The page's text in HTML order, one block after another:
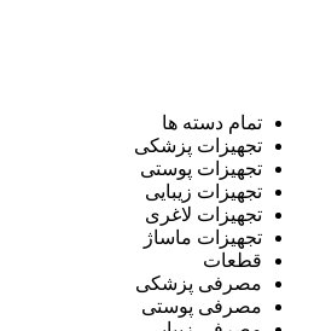
تمام دسته ها
تجهیزات پزشکی
تجهیزات پوستی
تجهیزات زیبایی
تجهیزات لاغری
تجهیزات ماساژ
قطعات
مصرفی پزشکی
مصرفی پوستی